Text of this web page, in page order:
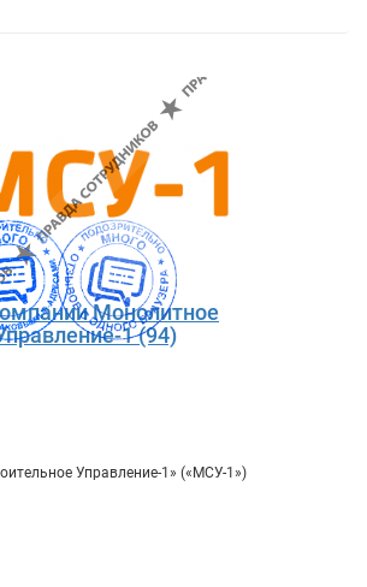
Монолитное
1 (94)
Управление-1» («МСУ-1»)